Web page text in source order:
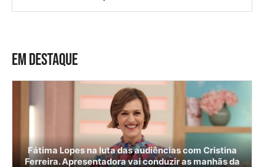
EM DESTAQUE
Fátima Lopes na luta das audiências com Cristina
Ferreira. Apresentadora vai conduzir as manhãs da